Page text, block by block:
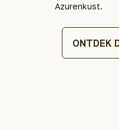
Azurenkust.
ONTDEK